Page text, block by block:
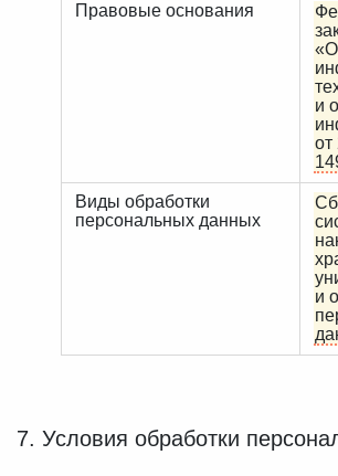
Правовые основания
и
от
Виды обработки
персональных данных
и
7. Условия обработки